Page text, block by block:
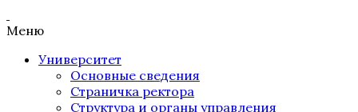
Меню
Университет
Основные сведения
Страничка ректора
Структура и органы управления